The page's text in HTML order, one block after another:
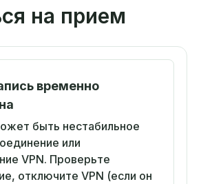
на прием
временно
быть нестабильное
или
VPN. Проверьте
отключите VPN (если он